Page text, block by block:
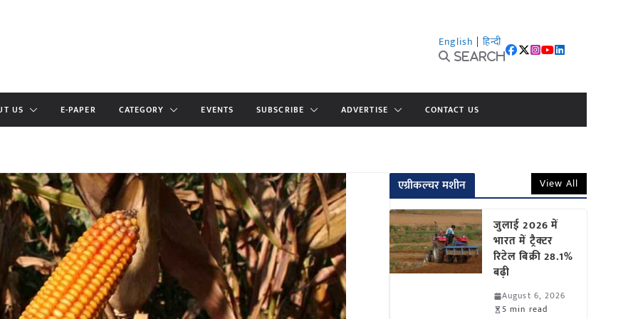
English | हिन्दी
Search
US E-PAPER CATEGORY EVENTS SUBSCRIBE ADVERTISE CONTACT US
एग्रीकल्चर मशीन View All
जुलाई 2026 में
भारत में ट्रैक्टर
रिटेल बिक्री 28.1%
बढ़ी
August 6, 2026
5 min read